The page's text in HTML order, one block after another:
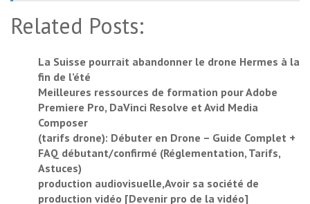
Related Posts:
La Suisse pourrait abandonner le drone Hermes à la
fin de l’été
Meilleures ressources de formation pour Adobe
Premiere Pro, DaVinci Resolve et Avid Media
Composer
(tarifs drone): Débuter en Drone – Guide Complet +
FAQ débutant/confirmé (Réglementation, Tarifs,
Astuces)
production audiovisuelle,Avoir sa société de
production vidéo [Devenir pro de la vidéo]